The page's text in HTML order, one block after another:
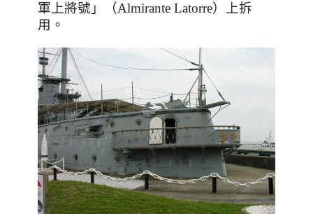
軍上將號」（Almirante Latorre）上拆
用。